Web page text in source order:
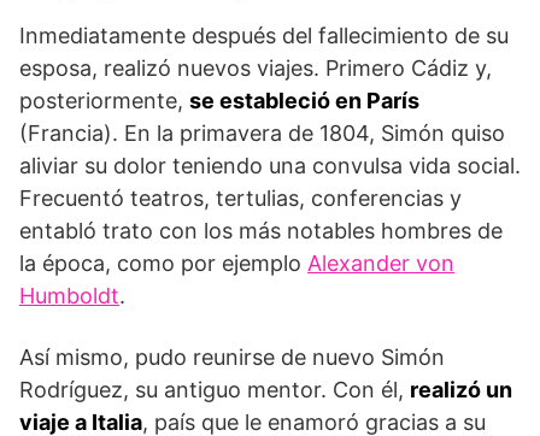
Inmediatamente después del fallecimiento de su
esposa, realizó nuevos viajes. Primero Cádiz y,
posteriormente, se estableció en París
(Francia). En la primavera de 1804, Simón quiso
aliviar su dolor teniendo una convulsa vida social.
Frecuentó teatros, tertulias, conferencias y
entabló trato con los más notables hombres de
la época, como por ejemplo Alexander von
Humboldt.
Así mismo, pudo reunirse de nuevo Simón
Rodríguez, su antiguo mentor. Con él, realizó un
viaje a Italia, país que le enamoró gracias a su